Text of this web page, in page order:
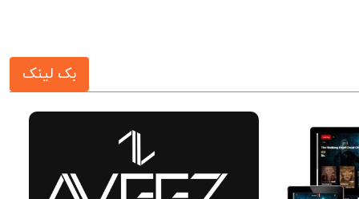
بک لینک